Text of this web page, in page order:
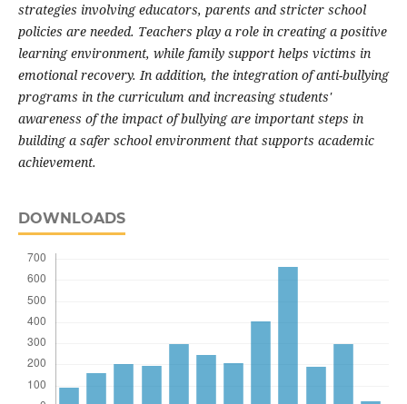
strategies involving educators, parents and stricter school
policies are needed. Teachers play a role in creating a positive
learning environment, while family support helps victims in
emotional recovery. In addition, the integration of anti-bullying
programs in the curriculum and increasing students'
awareness of the impact of bullying are important steps in
building a safer school environment that supports academic
achievement.
DOWNLOADS